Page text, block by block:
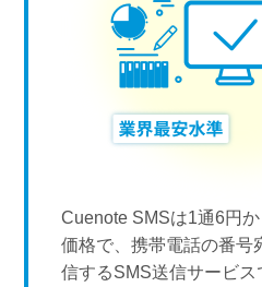
Cuenote SMSは1通6円
価格で、携帯電話の番号
信するSMS送信サービ